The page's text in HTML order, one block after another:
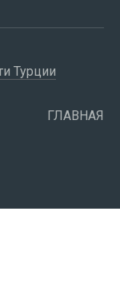
Турции
ГЛАВНАЯ